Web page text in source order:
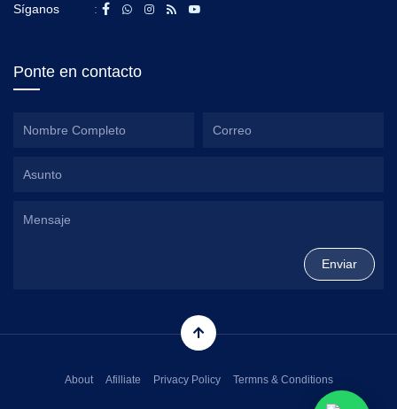
Síganos :
Ponte en contacto
About Afilliate Privacy Policy Termns & Conditions